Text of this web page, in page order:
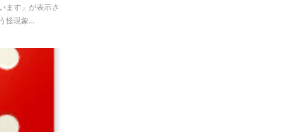
ます」が表示さ
怪現象…